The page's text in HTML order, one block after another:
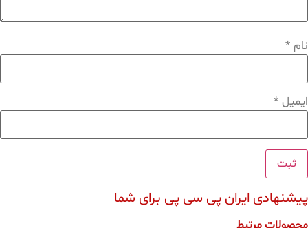
نام *
ایمیل *
پیشنهادی ایران پی سی پی برای شما
محصولات مرتبط